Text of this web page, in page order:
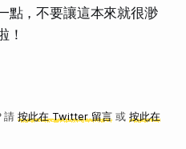
點，不要讓這本來就很渺
！
請 按此在 Twitter 留言或 按此在